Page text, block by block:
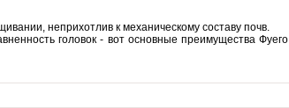
неприхотлив к механическому составу почв.
головок - вот основные преимущества Фуего